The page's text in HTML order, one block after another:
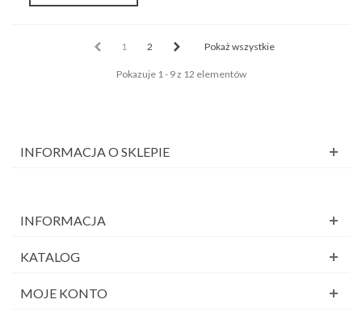
1 2 Pokaż wszystkie
Pokazuje 1 - 9 z 12 elementów
INFORMACJA O SKLEPIE
INFORMACJA
KATALOG
MOJE KONTO